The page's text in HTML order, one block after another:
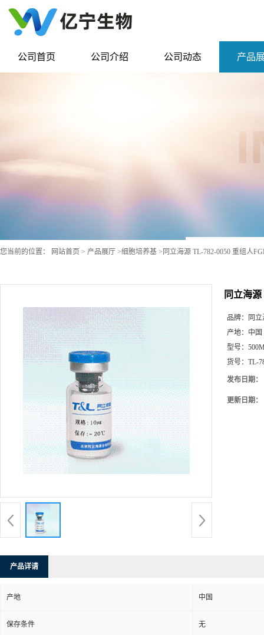
公司首页 公司介绍 公司动态 产品
您当前的位置： 网站首页 > 产品展厅 >细胞培养基 > 同立海源 TL-782-0050 重组人
同立海
品牌：
同
产地： 中国
型号：
货号： TL-
发布日期：
更新日期：
产品详请
产地 中国
保存条件 无